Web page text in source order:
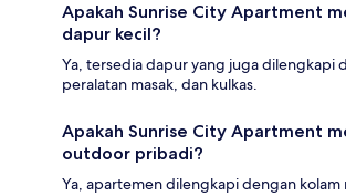
Apakah Sunrise City Apartment
dapur kecil?
Ya, tersedia dapur yang juga dilengkapi
peralatan masak, dan kulkas.
Apakah Sunrise City Apartment
outdoor pribadi?
Ya, apartemen dilengkapi dengan